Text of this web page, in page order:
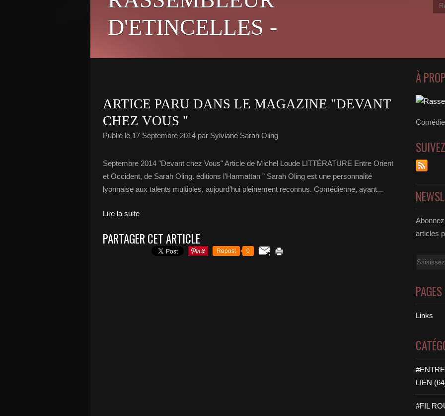
D'ETINCELLES -
ARTICE PARU DANS LE MAGAZINE "DEVANT
CHEZ VOUS "
Publié le 17 Septembre 2014 par Sylviane Sarah Oling
Septembre 2014 "Devant chez Vous" Article de Michel Loude LITTÉRATURE Entre Orient
et Occident, de Sarah Oling. éditions l’Harmattan " Sarah Oling est une personnalité
lyonnaise aux talents multiples, aujourd’hui pleinement reconnus. Comédienne, ayant...
Lire la suite
PARTAGER CET ARTICLE
Repost 0
À
articles
Email
PAGES
Links
LIEN
#FIL